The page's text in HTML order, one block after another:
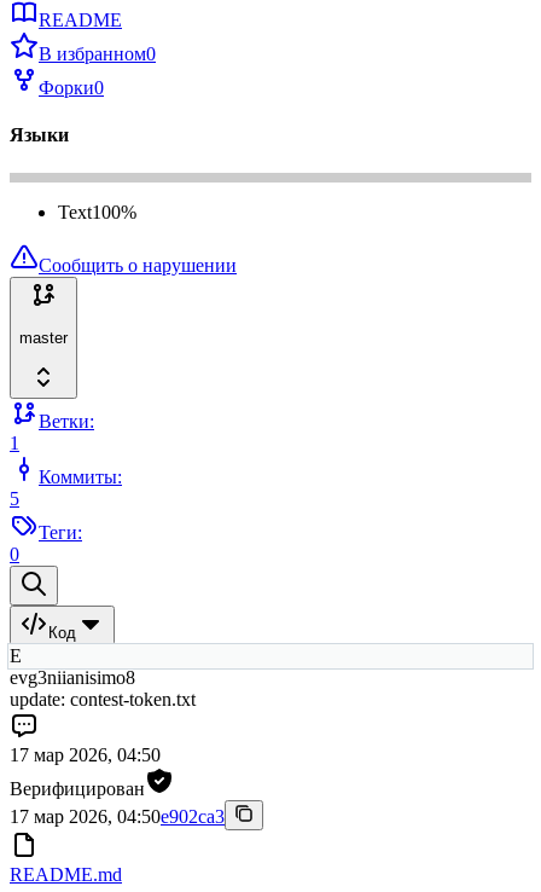
README
В избранном0
Форки0
Языки
Text100%
Сообщить о нарушении
master
Ветки:
1
Коммиты:
5
Теги:
0
Код
E
evg3niianisimo8
update: contest-token.txt
17 мар 2026, 04:50
Верифицирован
17 мар 2026, 04:50e902ca3
README.md